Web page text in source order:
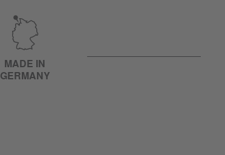
MADE IN
GERMANY